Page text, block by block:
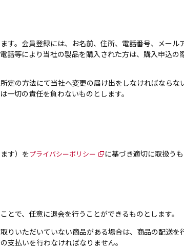
す。会員登録には、お名前、住所、電話番号、メール
話等により当社の製品を購入された方は、購入申込
定の方法にて当社へ変更の届け出をしなければなら
一切の責任を負わないものとします。
す）をプライバシーポリシー に基づき適切に取扱うも
で、任意に退会を行うことができるものとします。
りいただいていない商品がある場合は、商品の配送を
支払いを行わなければなりません。